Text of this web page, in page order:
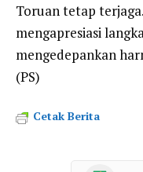
Toruan tetap
mengapresiasi
mengedepankan
(PS)
Cetak Berita